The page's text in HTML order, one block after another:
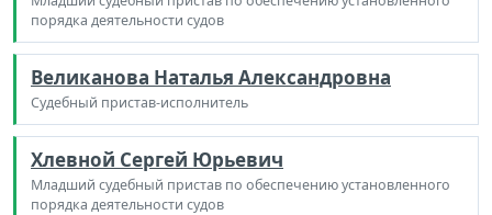
порядка деятельности судов
Великанова Наталья Александровна
Судебный пристав-исполнитель
Хлевной Сергей Юрьевич
Младший судебный пристав по обеспечению установленного
порядка деятельности судов